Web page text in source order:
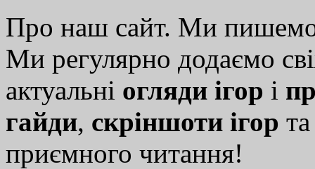
Про наш сайт. Ми
Ми регулярно додаємо
актуальні огляди ігор і
гайди, скріншоти ігор
приємного читання!